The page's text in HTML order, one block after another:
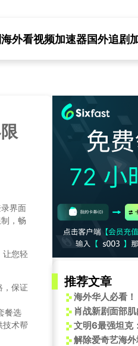
海外看视频加速器国外追剧
界面
，畅
让您轻
，保证
餐选
技术帮
推荐文章
文明6最强坦克